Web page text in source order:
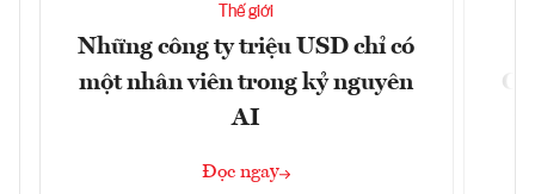
Thế giới
Những công ty triệu USD chỉ có
một nhân viên trong kỷ nguyên
AI
Đọc ngay